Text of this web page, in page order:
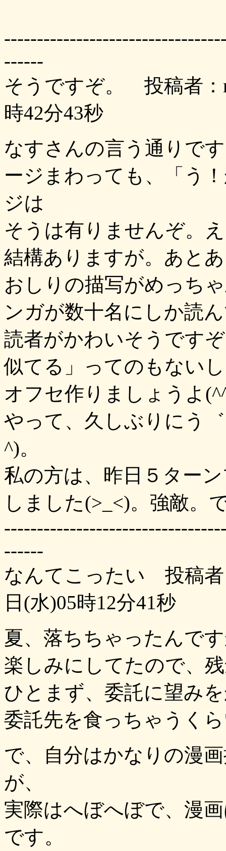
------
そうですぞ。 投稿者
時42分43秒
なすさんの言う通りで
ージまわっても、「う
ジは
そうは有りませんぞ。
結構ありますが。あと
おしりの描写がめっち
ンガが数十名にしか読
読者がかわいそうです
似てる」ってのもない
オフセ作りましょうよ
やって、久しぶりにう
^)。
私の方は、昨日５ター
しました(>_<)。強敵。
------
なんてこったい 投稿
日(水)05時12分41秒
夏、落ちちゃったんで
楽しみにしてたので、
ひとまず、委託に望み
委託先を食っちゃうく
で、自分はかなりの漫
が、
実際はへぼへぼで、漫
です。